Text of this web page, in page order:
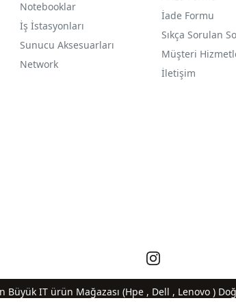
Notebooklar
İş İstasyonları
Sunucu Aksesuarları
Network
İade Formu
Sıkça Sorulan
Müşteri
İletişim
Büyük IT ürün Mağazası (Hpe , Dell , Lenovo )